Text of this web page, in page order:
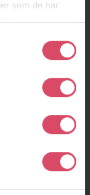
som de har